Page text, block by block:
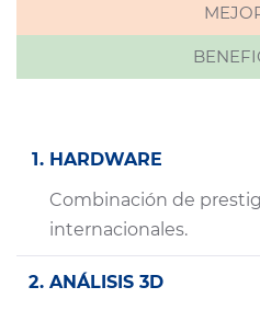
HARDWARE
Combinación de
internacionales.
ANÁLISIS 3D